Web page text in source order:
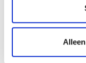
De Zaansche